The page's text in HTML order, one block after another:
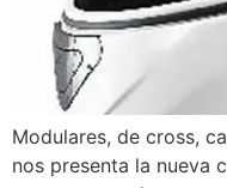
Modulares, de cross,
nos presenta la nueva